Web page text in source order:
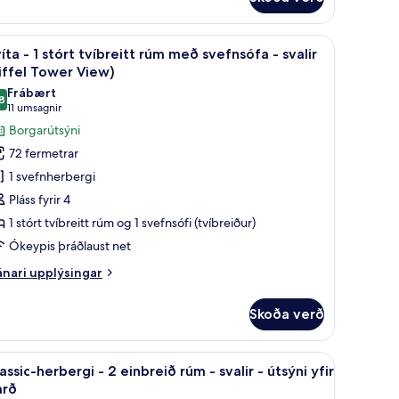
í herbergi, skrifborð, hljóðeinangrun
svefnsófa | Rúmföt af bestu gerð, öryggishólf í herbergi, skrifborð,
4
- 1 stórt tvíbreitt rúm með svefnsófa - svalir
Tower View)
af 10
Frábært
11 umsagnir
(11
umsagnir)
Borgarútsýni
72 fermetrar
1 svefnherbergi
Pláss fyrir 4
1 stórt tvíbreitt rúm og 1 svefnsófi (tvíbreiður)
Ókeypis þráðlaust net
upplýsingar
Skoða verð
svalir - útsýni yfir garð | Rúmföt af bestu gerð, öryggishólf í herbergi,
Classic-herbergi - 2 einbreið rúm - svalir -
3
herbergi - 2 einbreið rúm - svalir - útsýni yfir